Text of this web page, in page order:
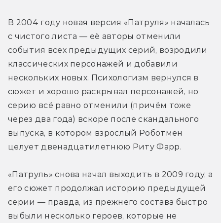
В 2004 году новая версия «Патруля» началась
с чистого листа — её авторы отменили
события всех предыдущих серий, возродили
классических персонажей и добавили
нескольких новых. Психологизм вернулся в
сюжет и хорошо раскрывал персонажей, но
серию всё равно отменили (причём тоже
через два года) вскоре после скандального
выпуска, в котором взрослый Роботмен
целует двенадцатилетнюю Риту Фарр.
«Патруль» снова начал выходить в 2009 году, а
его сюжет продолжал историю предыдущей
серии — правда, из прежнего состава быстро
выбыли несколько героев, которые не